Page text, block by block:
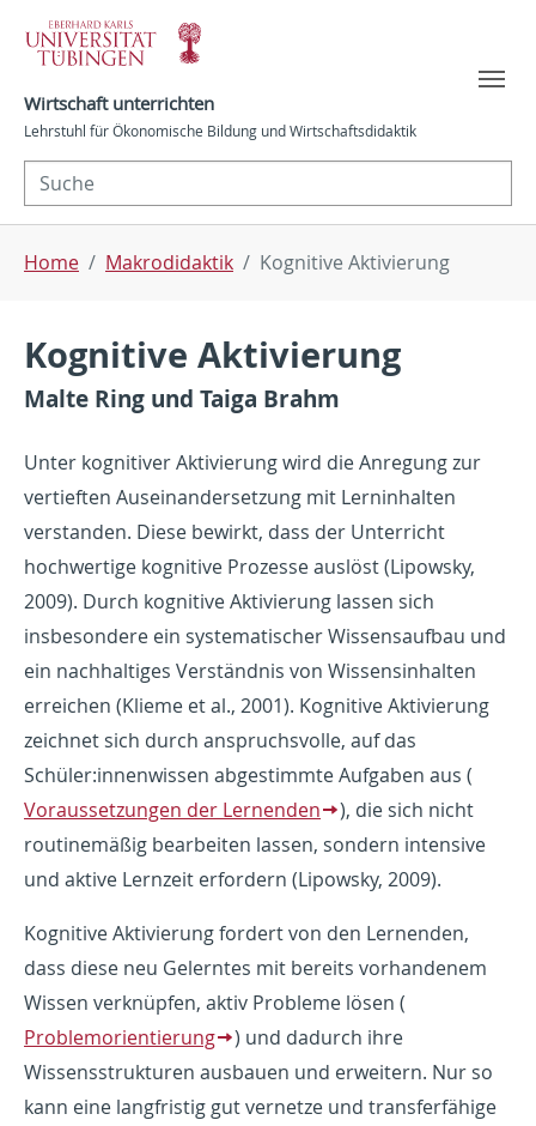
Wirtschaft unterrichten
Lehrstuhl für Ökonomische Bildung und Wirtschaftsdidaktik
Home
Makrodidaktik Kognitive Aktivierung
Kognitive Aktivierung
Malte Ring und Taiga Brahm
Unter kognitiver Aktivierung wird die Anregung zur
vertieften Auseinandersetzung mit Lerninhalten
verstanden. Diese bewirkt, dass der Unterricht
hochwertige kognitive Prozesse auslöst (Lipowsky,
2009). Durch kognitive Aktivierung lassen sich
insbesondere ein systematischer Wissensaufbau und
ein nachhaltiges Verständnis von Wissensinhalten
erreichen (Klieme et al., 2001). Kognitive Aktivierung
zeichnet sich durch anspruchsvolle, auf das
Schüler:innenwissen abgestimmte Aufgaben aus (
Voraussetzungen der Lernenden
), die sich nicht
routinemäßig bearbeiten lassen, sondern intensive
und aktive Lernzeit erfordern (Lipowsky, 2009).
Kognitive Aktivierung fordert von den Lernenden,
dass diese neu Gelerntes mit bereits vorhandenem
Wissen verknüpfen, aktiv Probleme lösen (
Problemorientierung
) und dadurch ihre
Wissensstrukturen ausbauen und erweitern. Nur so
kann eine langfristig gut vernetze und transferfähige